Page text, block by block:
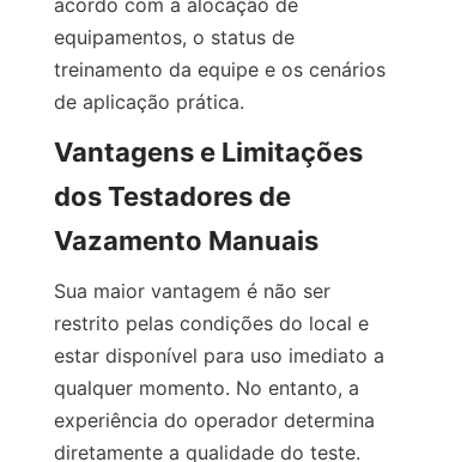
equipamentos, o status de
treinamento da equipe e os cenários
de aplicação prática.
Vantagens e Limitações
dos Testadores de
Vazamento Manuais
Sua maior vantagem é não ser
restrito pelas condições do local e
estar disponível para uso imediato a
qualquer momento. No entanto, a
experiência do operador determina
diretamente a qualidade do teste.